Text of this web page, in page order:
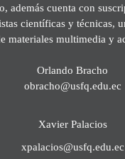
además cuenta con
científicas y técnicas,
materiales multimedia y
Orlando Bracho
obracho@usfq.edu.ec
Xavier Palacios
xpalacios@usfq.edu.ec